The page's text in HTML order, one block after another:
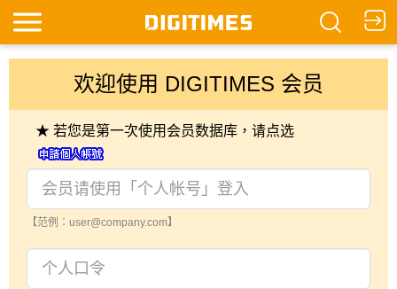
欢迎使用 DIGITIMES 会员
★ 若您是第一次使用会员数据库，请点选
【范例：user@company.com】